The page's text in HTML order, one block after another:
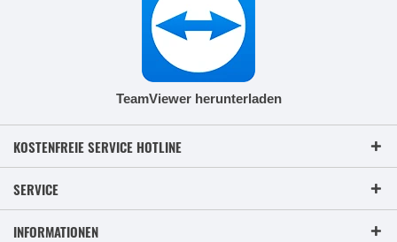
TeamViewer herunterladen
KOSTENFREIE SERVICE HOTLINE
SERVICE
INFORMATIONEN